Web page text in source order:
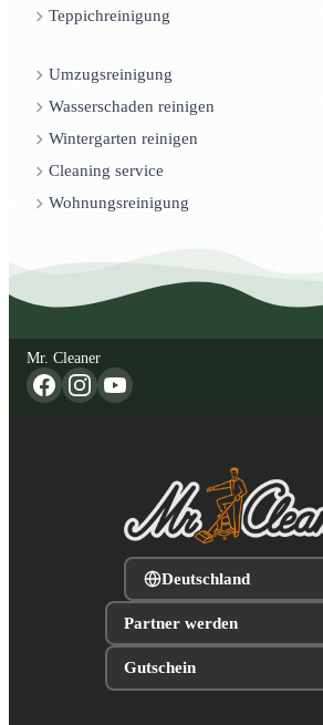
Teppichreinigung
Umzugsreinigung
Wasserschaden reinigen
Wintergarten reinigen
Cleaning service
Wohnungsreinigung
Mr. Cleaner
Deutschland
Partner werden
Gutschein